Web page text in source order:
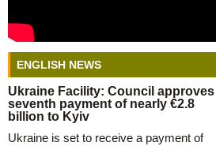
ENGLISH NEWS
Ukraine Facility: Council approves
seventh payment of nearly €2.8
billion to Kyiv
Ukraine is set to receive a payment of